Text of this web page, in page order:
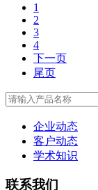
1
2
3
4
下一页
尾页
企业动态
客户动态
学术知识
联系我们